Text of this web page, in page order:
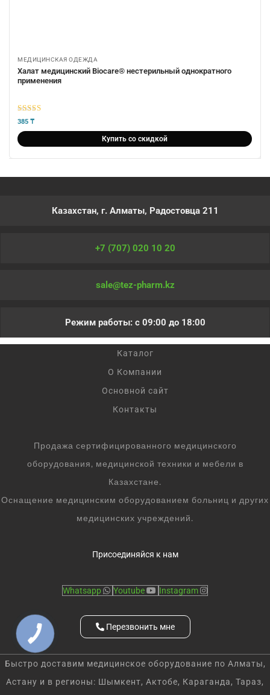
МЕДИЦИНСКАЯ ОДЕЖДА
Халат медицинский Biocare® нестерильный однократного
применения
5из 5
385 ₸
Купить со скидкой
Казахстан, г. Алматы, Радостовца 211
+7 (707) 020 10 20
sale@tez-pharm.kz
Режим работы: с 09:00 до 18:00
Каталог
О Компании
Основной сайт
Контакты
Продажа сертифицированного медицинского
оборудования, медицинской техники и мебели в
Казахстане.
Оснащение медицинским оборудованием больниц и других
медицинских учреждений.
Присоединяйся к нам
Whatsapp Youtube Instagram
Перезвонить мне
Быстро доставим медицинское оборудование по Алматы,
Астану и в регионы: Шымкент, Актобе, Караганда, Тараз,